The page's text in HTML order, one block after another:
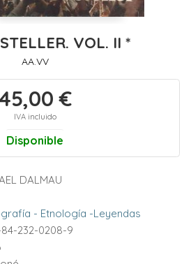
VOL. II *
AA.VV
€
IVA incluido
Disponible
DALMAU
- Etnología -Leyendas
232-0208-9